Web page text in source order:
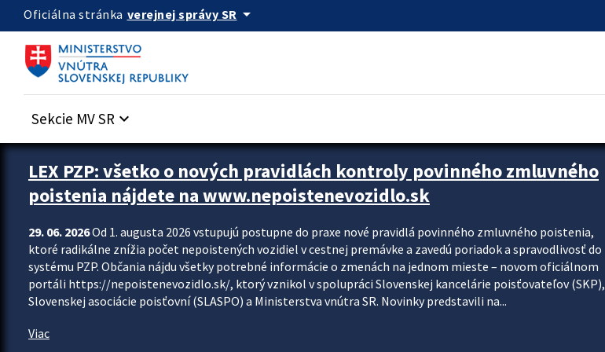
Preskocit na hlavný obsah
Oficiálna stránka verejnej správy SR arrow_drop_down
Sekcie MV SR keyboard_arrow_down
Zastavit automatický posun upútavok
LEX PZP: všetko o nových pravidlách kontroly povinného zmluvného
poistenia nájdete na www.nepoistenevozidlo.sk
29. 06. 2026Od 1. augusta 2026 vstupujú postupne do praxe nové pravidlá povinného zmluvného poistenia,
ktoré radikálne znížia počet nepoistených vozidiel v cestnej premávke a zavedú poriadok a spravodlivosť do
systému PZP. Občania nájdu všetky potrebné informácie o zmenách na jednom mieste – novom oficiálnom
portáli https://nepoistenevozidlo.sk/, ktorý vznikol v spolupráci Slovenskej kancelárie poisťovateľov (SKP),
Slovenskej asociácie poisťovní (SLASPO) a Ministerstva vnútra SR. Novinky predstavili na...
Viac